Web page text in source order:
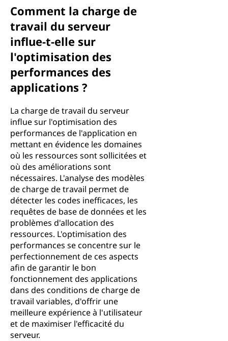
Comment la charge de
travail du serveur
influe-t-elle sur
l'optimisation des
performances des
applications ?
La charge de travail du serveur
influe sur l'optimisation des
performances de l'application en
mettant en évidence les domaines
où les ressources sont sollicitées et
où des améliorations sont
nécessaires. L'analyse des modèles
de charge de travail permet de
détecter les codes inefficaces, les
requêtes de base de données et les
problèmes d'allocation des
ressources. L'optimisation des
performances se concentre sur le
perfectionnement de ces aspects
afin de garantir le bon
fonctionnement des applications
dans des conditions de charge de
travail variables, d'offrir une
meilleure expérience à l'utilisateur
et de maximiser l'efficacité du
serveur.